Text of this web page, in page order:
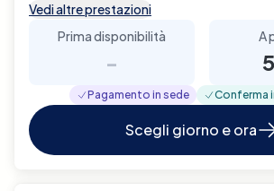
Vedi altre prestazioni
Prima disponibilità
-
A
Pagamento in sede Conferma
Scegli giorno e ora